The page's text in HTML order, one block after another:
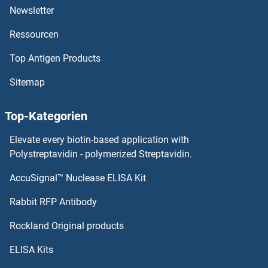
PCSK1N ELISA Kits
PCSK1 ELISA Kits
PCOLCE2 ELISA Kits
PCNT ELISA Kits
PCNP ELISA Kits
PCMT1 ELISA Kits
Newsletter
Ressourcen
Top Antigen Products
Sitemap
Top-Kategorien
Elevate every biotin-based application with
Polystreptavidin - polymerized Streptavidin.
AccuSignal™ Nuclease ELISA Kit
Rabbit RFP Antibody
Rockland Original products
ELISA Kits